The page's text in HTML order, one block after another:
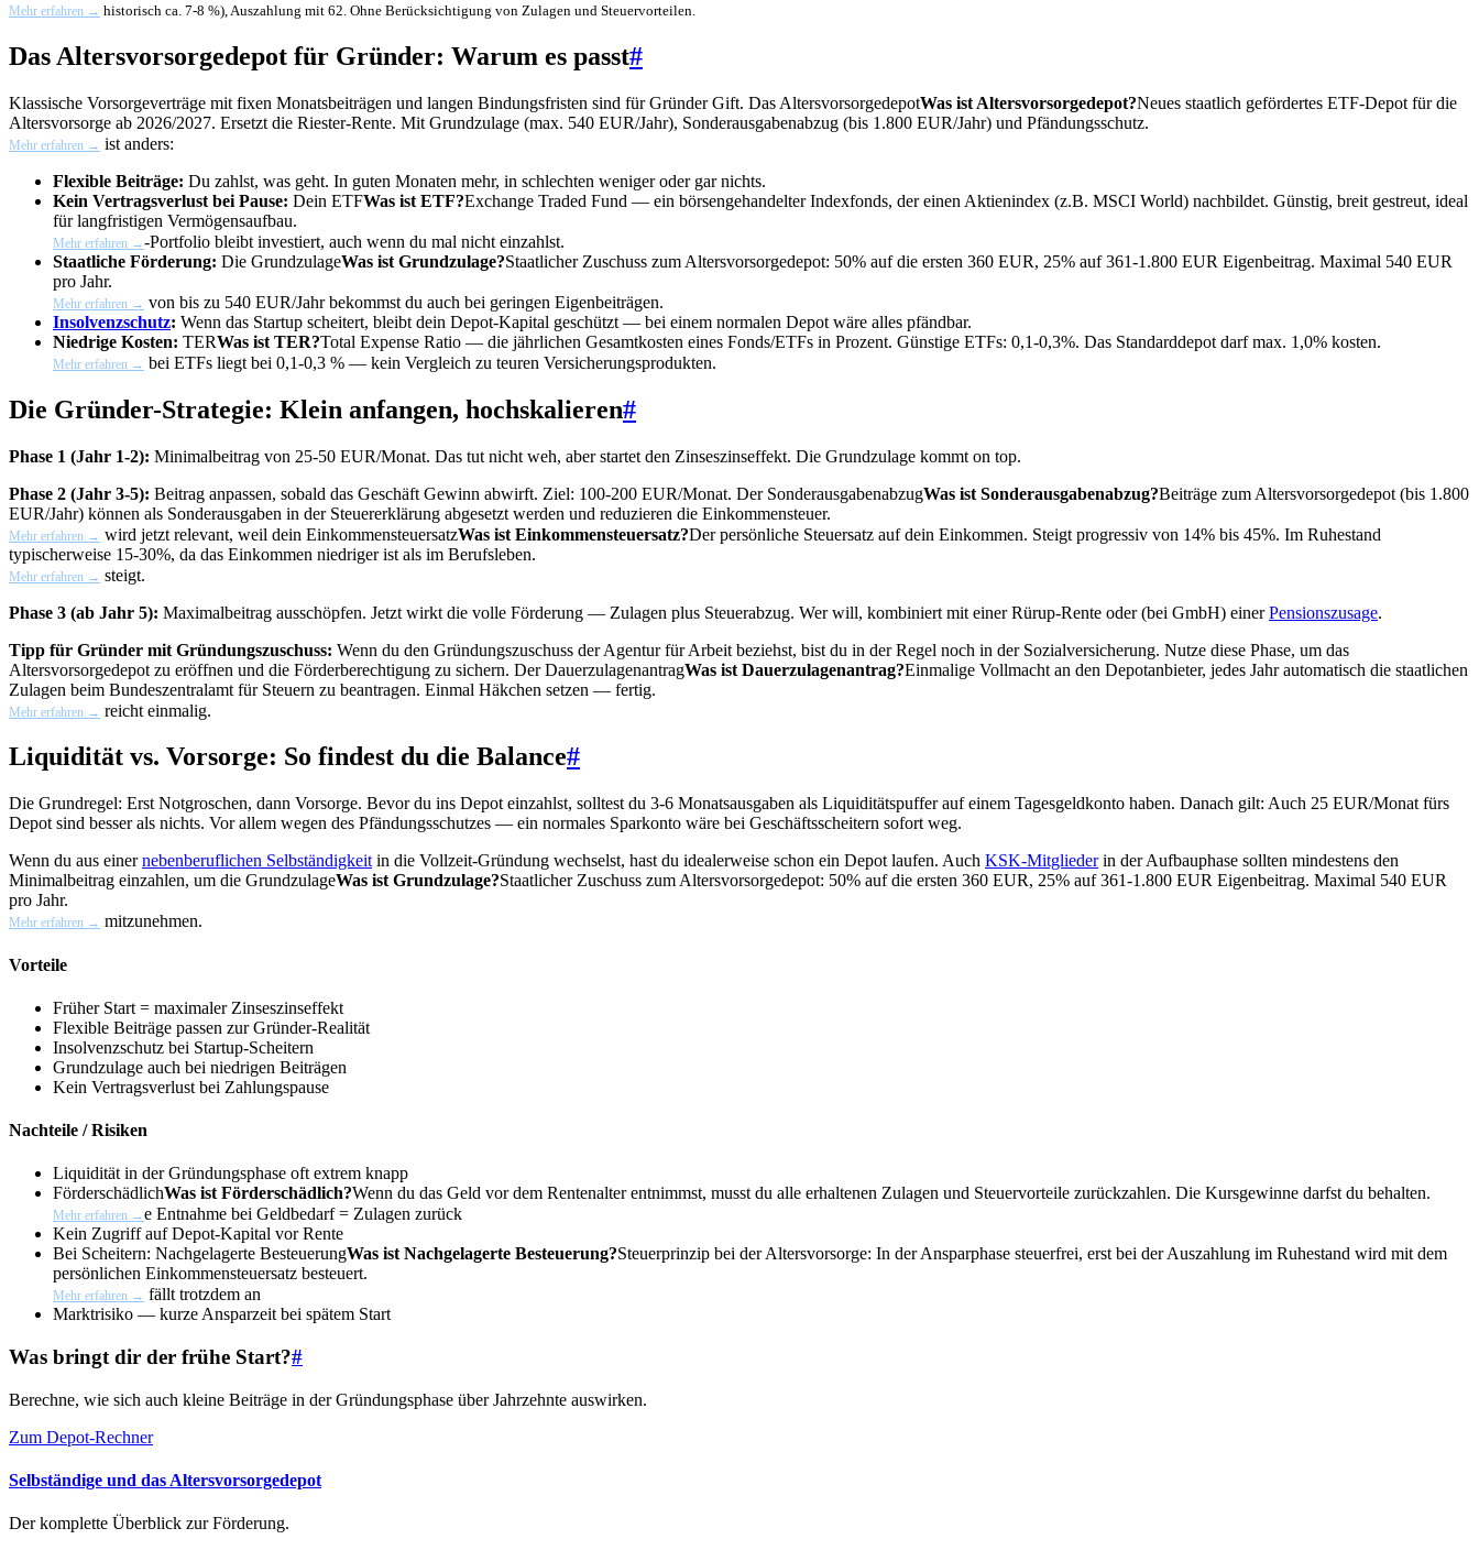
Mehr erfahren → historisch ca. 7-8 %), Auszahlung mit 62. Ohne Berücksichtigung von Zulagen und Steuervorteilen.
Das Altersvorsorgedepot für Gründer: Warum es passt#
Klassische Vorsorgeverträge mit fixen Monatsbeiträgen und langen Bindungsfristen sind für Gründer Gift. Das AltersvorsorgedepotWas ist Altersvorsorgedepot?Neues staatlich gefördertes ETF-Depot für die
Altersvorsorge ab 2026/2027. Ersetzt die Riester-Rente. Mit Grundzulage (max. 540 EUR/Jahr), Sonderausgabenabzug (bis 1.800 EUR/Jahr) und Pfändungsschutz.
Mehr erfahren → ist anders:
Flexible Beiträge: Du zahlst, was geht. In guten Monaten mehr, in schlechten weniger oder gar nichts.
Kein Vertragsverlust bei Pause: Dein ETFWas ist ETF?Exchange Traded Fund — ein börsengehandelter Indexfonds, der einen Aktienindex (z.B. MSCI World) nachbildet. Günstig, breit gestreut, ideal
für langfristigen Vermögensaufbau.
Mehr erfahren →-Portfolio bleibt investiert, auch wenn du mal nicht einzahlst.
Staatliche Förderung: Die GrundzulageWas ist Grundzulage?Staatlicher Zuschuss zum Altersvorsorgedepot: 50% auf die ersten 360 EUR, 25% auf 361-1.800 EUR Eigenbeitrag. Maximal 540 EUR
pro Jahr.
Mehr erfahren → von bis zu 540 EUR/Jahr bekommst du auch bei geringen Eigenbeiträgen.
Insolvenzschutz: Wenn das Startup scheitert, bleibt dein Depot-Kapital geschützt — bei einem normalen Depot wäre alles pfändbar.
Niedrige Kosten: TERWas ist TER?Total Expense Ratio — die jährlichen Gesamtkosten eines Fonds/ETFs in Prozent. Günstige ETFs: 0,1-0,3%. Das Standarddepot darf max. 1,0% kosten.
Mehr erfahren → bei ETFs liegt bei 0,1-0,3 % — kein Vergleich zu teuren Versicherungsprodukten.
Die Gründer-Strategie: Klein anfangen, hochskalieren#
Phase 1 (Jahr 1-2): Minimalbeitrag von 25-50 EUR/Monat. Das tut nicht weh, aber startet den Zinseszinseffekt. Die Grundzulage kommt on top.
Phase 2 (Jahr 3-5): Beitrag anpassen, sobald das Geschäft Gewinn abwirft. Ziel: 100-200 EUR/Monat. Der SonderausgabenabzugWas ist Sonderausgabenabzug?Beiträge zum Altersvorsorgedepot (bis 1.800
EUR/Jahr) können als Sonderausgaben in der Steuererklärung abgesetzt werden und reduzieren die Einkommensteuer.
Mehr erfahren → wird jetzt relevant, weil dein EinkommensteuersatzWas ist Einkommensteuersatz?Der persönliche Steuersatz auf dein Einkommen. Steigt progressiv von 14% bis 45%. Im Ruhestand
typischerweise 15-30%, da das Einkommen niedriger ist als im Berufsleben.
Mehr erfahren → steigt.
Phase 3 (ab Jahr 5): Maximalbeitrag ausschöpfen. Jetzt wirkt die volle Förderung — Zulagen plus Steuerabzug. Wer will, kombiniert mit einer Rürup-Rente oder (bei GmbH) einerPensionszusage.
Tipp für Gründer mit Gründungszuschuss: Wenn du den Gründungszuschuss der Agentur für Arbeit beziehst, bist du in der Regel noch in der Sozialversicherung. Nutze diese Phase, um das
Altersvorsorgedepot zu eröffnen und die Förderberechtigung zu sichern. DerDauerzulagenantragWas ist Dauerzulagenantrag?Einmalige Vollmacht an den Depotanbieter, jedes Jahr automatisch die staatlichen
Zulagen beim Bundeszentralamt für Steuern zu beantragen. Einmal Häkchen setzen — fertig.
Mehr erfahren → reicht einmalig.
Liquidität vs. Vorsorge: So findest du die Balance#
Die Grundregel: Erst Notgroschen, dann Vorsorge. Bevor du ins Depot einzahlst, solltest du 3-6 Monatsausgaben als Liquiditätspuffer auf einem Tagesgeldkonto haben. Danach gilt: Auch 25 EUR/Monat fürs
Depot sind besser als nichts. Vor allem wegen des Pfändungsschutzes — ein normales Sparkonto wäre bei Geschäftsscheitern sofort weg.
Wenn du aus einernebenberuflichen Selbständigkeit in die Vollzeit-Gründung wechselst, hast du idealerweise schon ein Depot laufen. Auch KSK-Mitgliederin der Aufbauphase sollten mindestens den
Minimalbeitrag einzahlen, um die GrundzulageWas ist Grundzulage?Staatlicher Zuschuss zum Altersvorsorgedepot: 50% auf die ersten 360 EUR, 25% auf 361-1.800 EUR Eigenbeitrag. Maximal 540 EUR
pro Jahr.
Mehr erfahren → mitzunehmen.
Vorteile
Früher Start = maximaler Zinseszinseffekt
Flexible Beiträge passen zur Gründer-Realität
Insolvenzschutz bei Startup-Scheitern
Grundzulage auch bei niedrigen Beiträgen
Kein Vertragsverlust bei Zahlungspause
Nachteile / Risiken
Liquidität in der Gründungsphase oft extrem knapp
FörderschädlichWas ist Förderschädlich?Wenn du das Geld vor dem Rentenalter entnimmst, musst du alle erhaltenen Zulagen und Steuervorteile zurückzahlen. Die Kursgewinne darfst du behalten.
Mehr erfahren →e Entnahme bei Geldbedarf = Zulagen zurück
Kein Zugriff auf Depot-Kapital vor Rente
Bei Scheitern: Nachgelagerte BesteuerungWas ist Nachgelagerte Besteuerung?Steuerprinzip bei der Altersvorsorge: In der Ansparphase steuerfrei, erst bei der Auszahlung im Ruhestand wird mit dem
persönlichen Einkommensteuersatz besteuert.
Mehr erfahren → fällt trotzdem an
Marktrisiko — kurze Ansparzeit bei spätem Start
Was bringt dir der frühe Start?#
Berechne, wie sich auch kleine Beiträge in der Gründungsphase über Jahrzehnte auswirken.
Zum Depot-Rechner
Selbständige und das Altersvorsorgedepot
Der komplette Überblick zur Förderung.